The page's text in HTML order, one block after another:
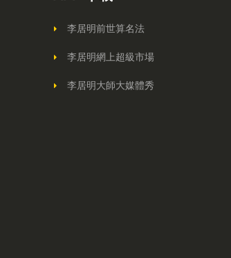
李居明前世算名法
李居明網上超級市場
李居明大師大媒體秀